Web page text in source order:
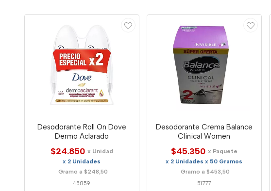
Desodorante Roll On Dove
Dermo Aclarado
$24.850 x Unidad
x 2 Unidades
Gramo a $248,50
45859
Desodorante Crema Balance
Clinical Women
$45.350 x Paquete
x 2 Unidades x 50 Gramos
Gramo a $453,50
51777